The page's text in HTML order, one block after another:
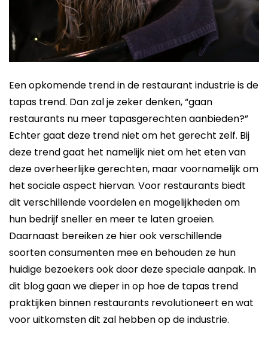
Een opkomende trend in de restaurant industrie is de
tapas trend. Dan zal je zeker denken, “gaan
restaurants nu meer tapasgerechten aanbieden?”
Echter gaat deze trend niet om het gerecht zelf. Bij
deze trend gaat het namelijk niet om het eten van
deze overheerlijke gerechten, maar voornamelijk om
het sociale aspect hiervan. Voor restaurants biedt
dit verschillende voordelen en mogelijkheden om
hun bedrijf sneller en meer te laten groeien.
Daarnaast bereiken ze hier ook verschillende
soorten consumenten mee en behouden ze hun
huidige bezoekers ook door deze speciale aanpak. In
dit blog gaan we dieper in op hoe de tapas trend
praktijken binnen restaurants revolutioneert en wat
voor uitkomsten dit zal hebben op de industrie.